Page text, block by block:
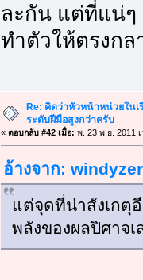
ละกัน แต่ที่แน่ๆ
ทำตัวให้ตรงกล
Re: คิดว่าหัวหน้าหน่วยใน
ระดับฝีมือสูงกว่าครับ
« ตอบกลับ #42 เมื่อ: พ. 23 พ.ย. 2011
อ้างจาก:
แต่จุดที่น่าสังเกตุ
พลังของผลปิศาจเ